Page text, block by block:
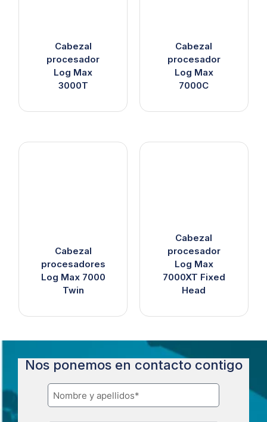
Cabezal
procesador
Log Max
3000T
Cabezal
procesador
Log Max
7000C
Cabezal
procesadores
Log Max 7000
Twin
Cabezal
procesador
Log Max
7000XT Fixed
Head
Nos ponemos en contacto contigo